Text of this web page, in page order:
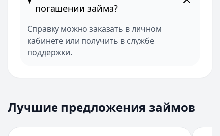
погашении займа?
Справку можно заказать в личном
кабинете или получить в службе
поддержки.
Лучшие предложения займов